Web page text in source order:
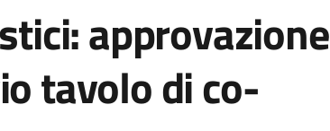
approvazione
tavolo di co-